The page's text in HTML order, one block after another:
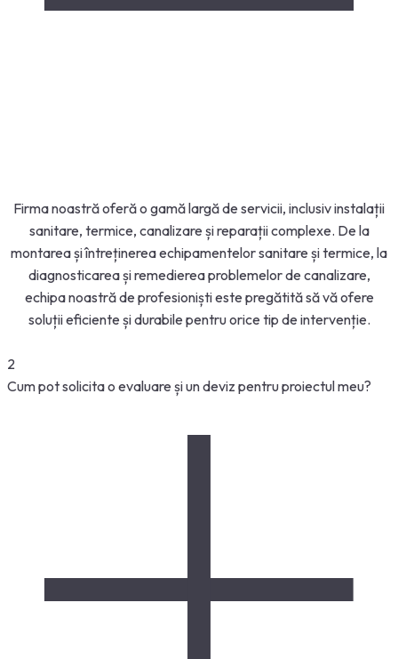
Firma noastră oferă o gamă largă de servicii, inclusiv instalații
sanitare, termice, canalizare și reparații complexe. De la
montarea și întreținerea echipamentelor sanitare și termice, la
diagnosticarea și remedierea problemelor de canalizare,
echipa noastră de profesioniști este pregătită să vă ofere
soluții eficiente și durabile pentru orice tip de intervenție.
2
Cum pot solicita o evaluare și un deviz pentru proiectul meu?